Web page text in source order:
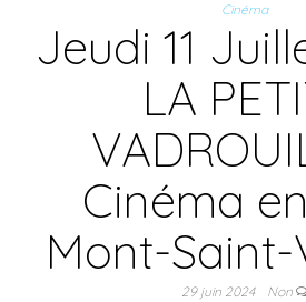
Cinéma
Jeudi 11
LA
Cinéma
Mont-
29 juin 2024 Non